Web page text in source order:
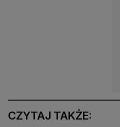
CZYTAJ TAKŻE: